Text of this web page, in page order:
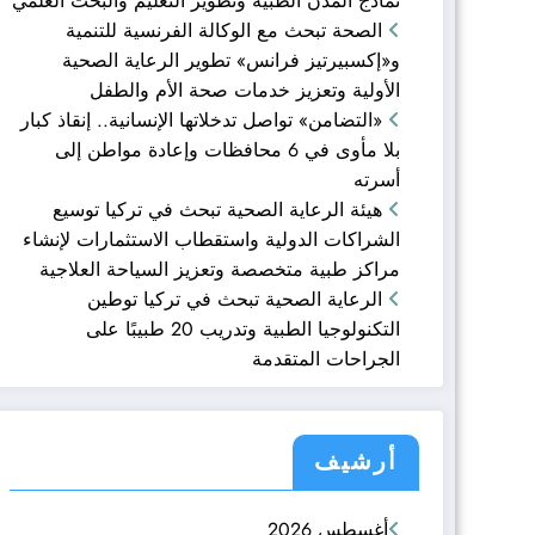
الصحة تبحث مع الوكالة الفرنسية للتنمية
و«إكسبيرتيز فرانس» تطوير الرعاية الصحية
الأولية وتعزيز خدمات صحة الأم والطفل
«التضامن» تواصل تدخلاتها الإنسانية.. إنقاذ كبار
بلا مأوى في 6 محافظات وإعادة مواطن إلى
أسرته
هيئة الرعاية الصحية تبحث في تركيا توسيع
الشراكات الدولية واستقطاب الاستثمارات لإنشاء
مراكز طبية متخصصة وتعزيز السياحة العلاجية
الرعاية الصحية تبحث في تركيا توطين
التكنولوجيا الطبية وتدريب 20 طبيبًا على
الجراحات المتقدمة
أرشيف